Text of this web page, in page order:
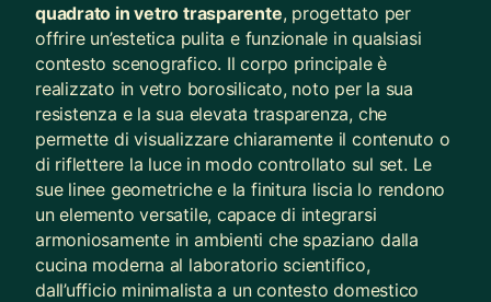
quadrato in vetro trasparente, progettato per
offrire un’estetica pulita e funzionale in qualsiasi
contesto scenografico. Il corpo principale è
realizzato in vetro borosilicato, noto per la sua
resistenza e la sua elevata trasparenza, che
permette di visualizzare chiaramente il contenuto o
di riflettere la luce in modo controllato sul set. Le
sue linee geometriche e la finitura liscia lo rendono
un elemento versatile, capace di integrarsi
armoniosamente in ambienti che spaziano dalla
cucina moderna al laboratorio scientifico,
dall’ufficio minimalista a un contesto domestico